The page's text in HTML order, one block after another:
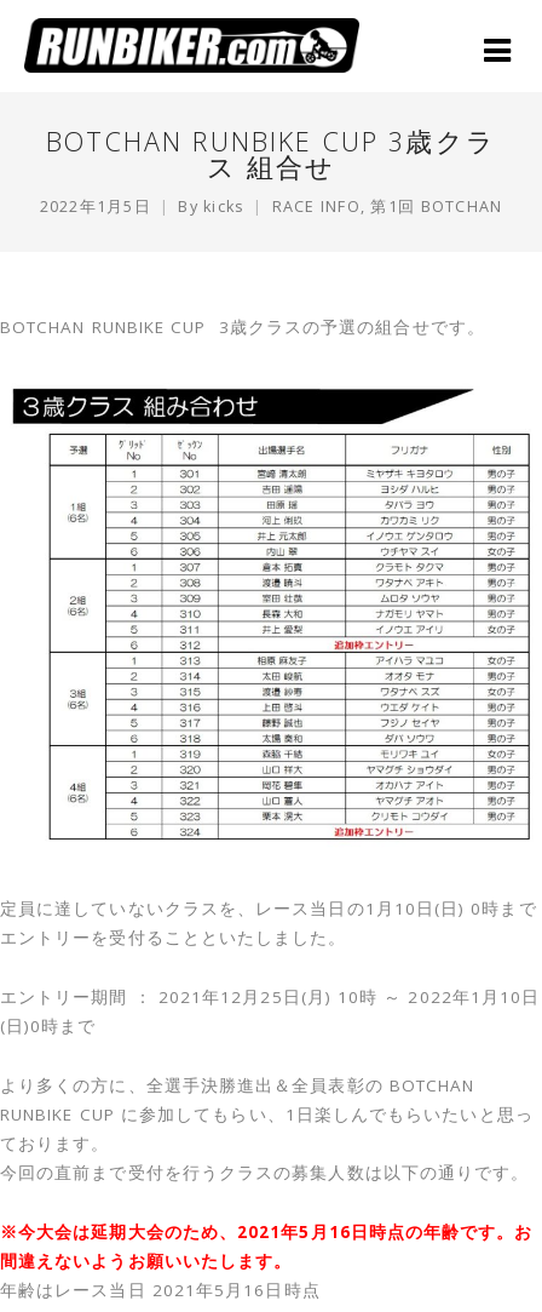
BOTCHAN RUNBIKE CUP 3歳クラ
ス 組合せ
2022年1月5日 By kicks RACE INFO,第1回 BOTCHAN
BOTCHAN RUNBIKE CUP 3歳クラスの予選の組合せです。
定員に達していないクラスを、レース当日の1月10日(日) 0時まで
エントリーを受付ることといたしました。
エントリー期間 ： 2021年12月25日(月) 10時 ～ 2022年1月10日
(日)0時まで
より多くの方に、全選手決勝進出＆全員表彰の BOTCHAN
RUNBIKE CUP に参加してもらい、1日楽しんでもらいたいと思っ
ております。
今回の直前まで受付を行うクラスの募集人数は以下の通りです。
※今大会は延期大会のため、2021年5月16日時点の年齢です。お
間違えないようお願いいたします。
年齢はレース当日 2021年5月16日時点